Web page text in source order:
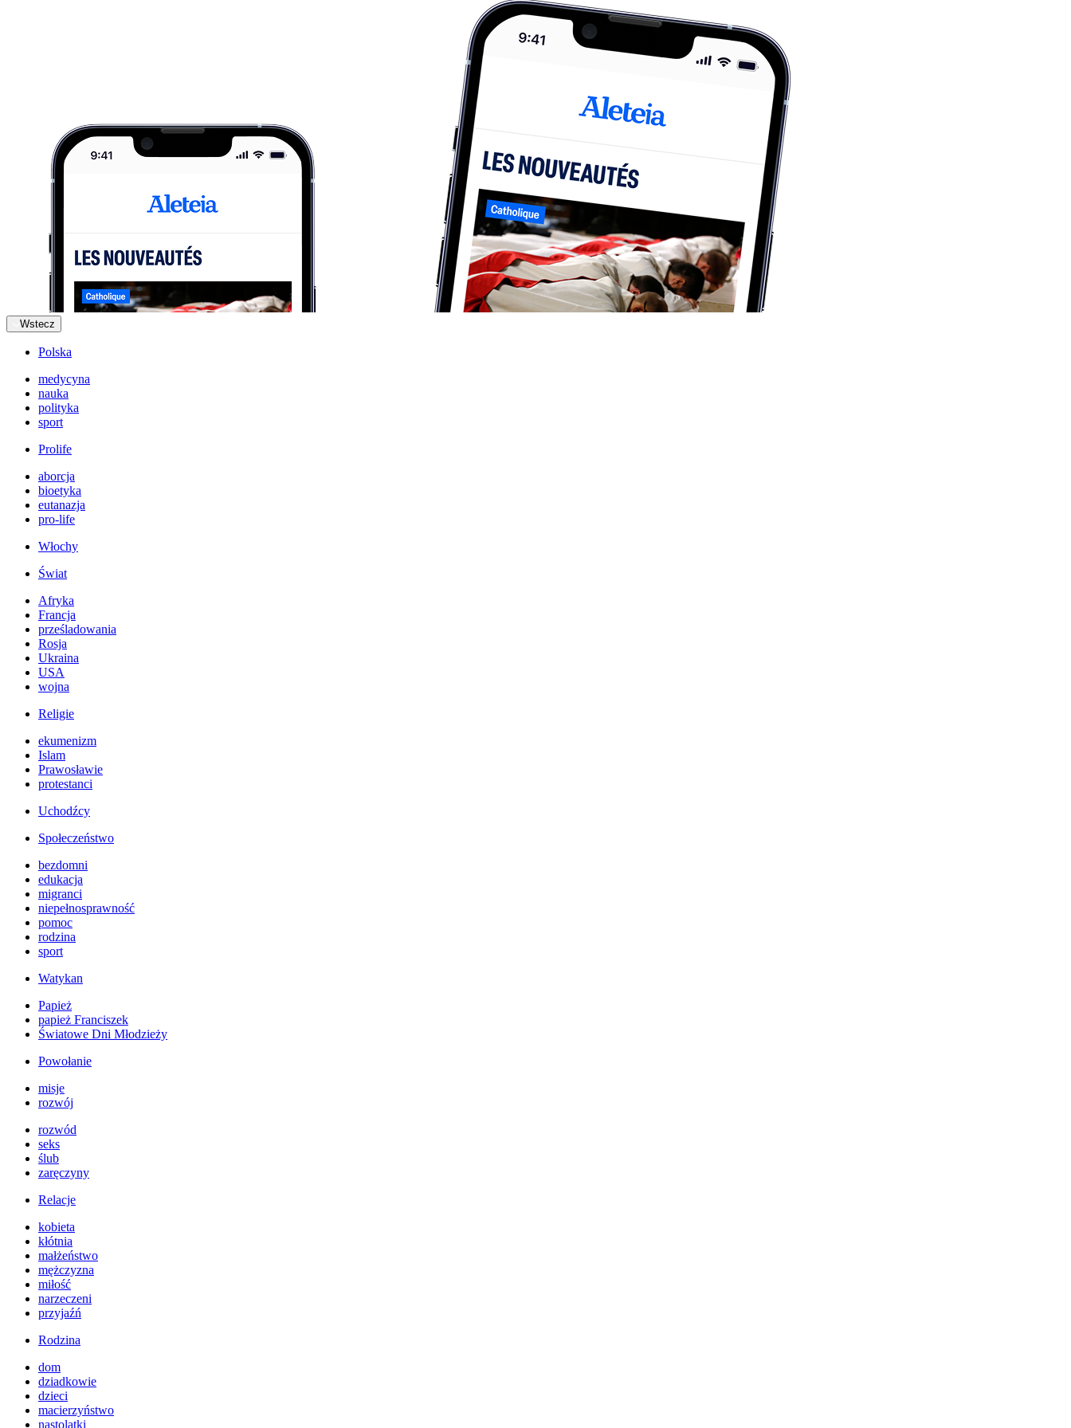
Wstecz
Polska
medycyna
nauka
polityka
sport
Prolife
aborcja
bioetyka
eutanazja
pro-life
Włochy
Świat
Afryka
Francja
prześladowania
Rosja
Ukraina
USA
wojna
Religie
ekumenizm
Islam
Prawosławie
protestanci
Uchodźcy
Społeczeństwo
bezdomni
edukacja
migranci
niepełnosprawność
pomoc
rodzina
sport
Watykan
Papież
papież Franciszek
Światowe Dni Młodzieży
Powołanie
misje
rozwój
rozwód
seks
ślub
zaręczyny
Relacje
kobieta
kłótnia
małżeństwo
mężczyzna
miłość
narzeczeni
przyjaźń
Rodzina
dom
dziadkowie
dzieci
macierzyństwo
nastolatki